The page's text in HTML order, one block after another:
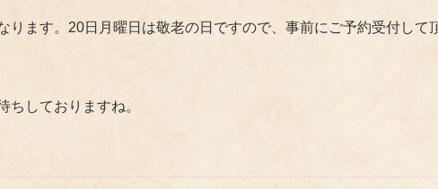
ります。20日月曜日は敬老の日ですので、事前にご予約受付して
ちしておりますね。